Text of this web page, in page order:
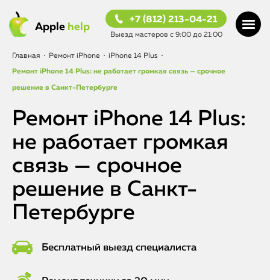
Apple help
+7 (812) 213-04-21
Выезд мастеров с 9:00 до 21:00
Главная • Ремонт iPhone • iPhone 14 Plus •
Ремонт iPhone 14 Plus: не работает громкая связь — срочное
решение в Санкт-Петербурге
Ремонт iPhone 14 Plus:
не работает громкая
связь — срочное
решение в Санкт-
Петербурге
Бесплатный выезд специалиста